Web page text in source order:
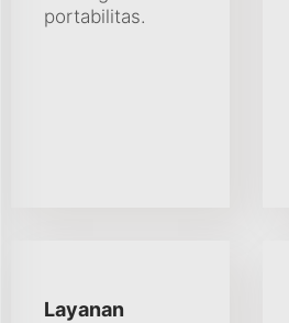
portabilitas.
Layanan